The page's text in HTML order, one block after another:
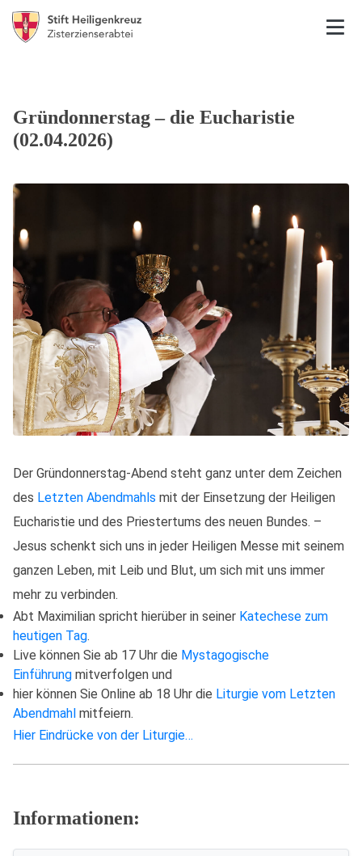
Gründonnerstag – die Eucharistie
(02.04.2026)
Der Gründonnerstag-Abend steht ganz unter dem Zeichen
des Letzten Abendmahls mit der Einsetzung der Heiligen
Eucharistie und des Priestertums des neuen Bundes. –
Jesus schenkt sich uns in jeder Heiligen Messe mit seinem
ganzen Leben, mit Leib und Blut, um sich mit uns immer
mehr zu verbinden.
Abt Maximilian spricht hierüber in seiner Katechese zum
heutigen Tag.
Live können Sie ab 17 Uhr die Mystagogische
Einführung mitverfolgen und
hier können Sie Online ab 18 Uhr die Liturgie vom Letzten
Abendmahl mitfeiern.
Hier Eindrücke von der Liturgie…
Informationen: